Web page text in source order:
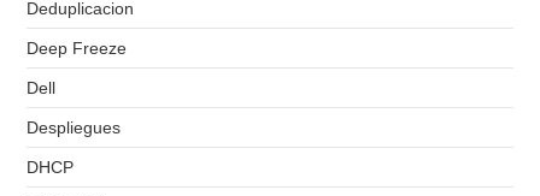
Deduplicacion
Deep Freeze
Dell
Despliegues
DHCP